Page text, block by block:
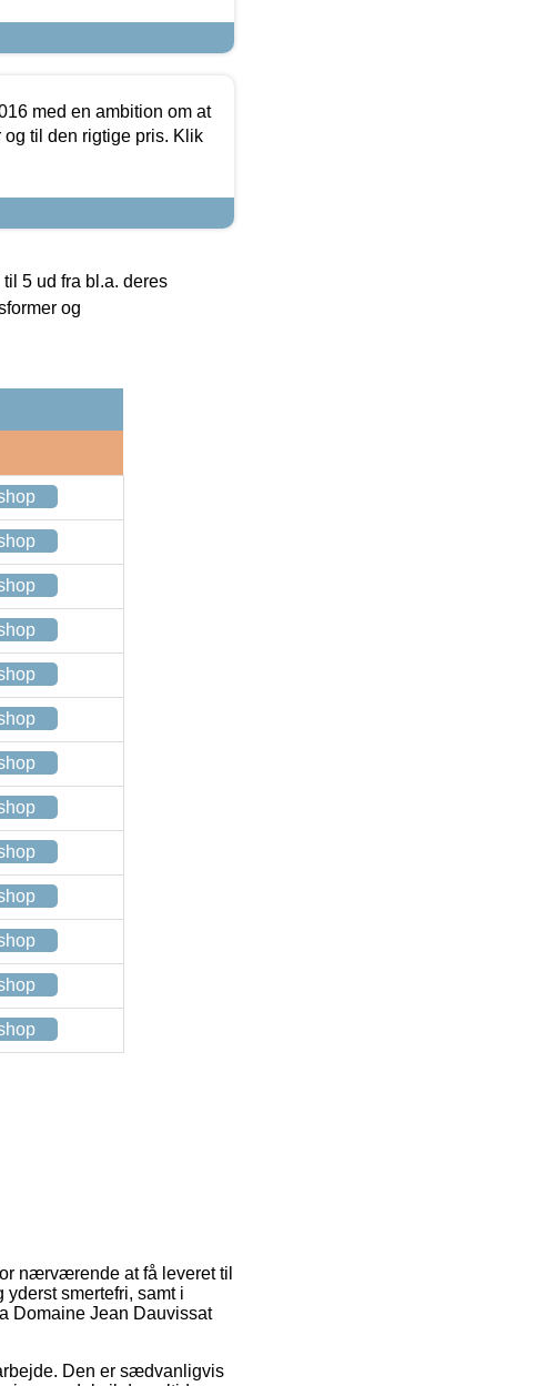
med en ambition om at
og til den rigtige pris. Klik
5 ud fra bl.a. deres
og
nærværende at få leveret til
smertefri, samt i
Domaine Jean Dauvissat
Den er sædvanligvis